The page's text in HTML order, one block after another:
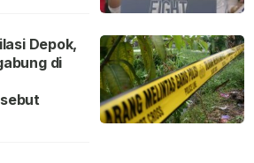
Depok,
di